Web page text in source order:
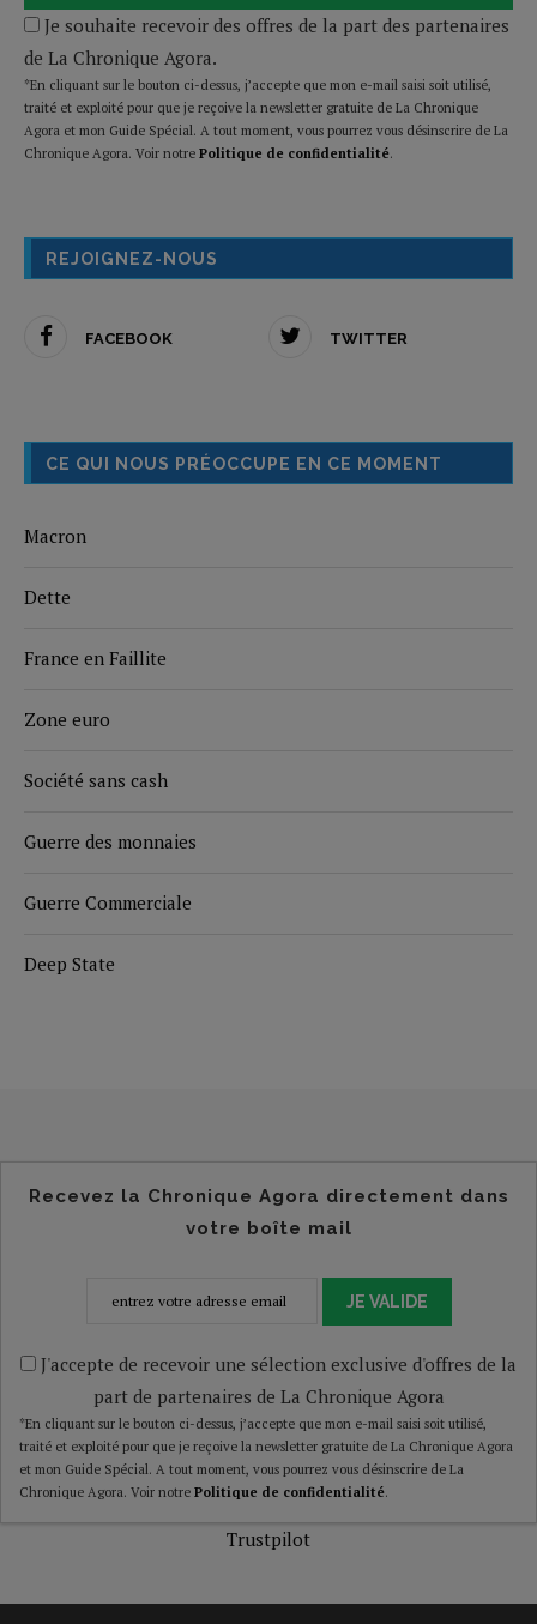
Je souhaite recevoir des offres de la part des partenaires
de La Chronique Agora.
*En cliquant sur le bouton ci-dessus, j’accepte que mon e-mail saisi soit utilisé,
traité et exploité pour que je reçoive la newsletter gratuite de La Chronique
Agora et mon Guide Spécial. A tout moment, vous pourrez vous désinscrire de La
Chronique Agora. Voir notre Politique de confidentialité.
REJOIGNEZ-NOUS
FACEBOOK TWITTER
CE QUI NOUS PRÉOCCUPE EN CE MOMENT
Macron
Dette
France en Faillite
Zone euro
Société sans cash
Guerre des monnaies
Guerre Commerciale
Deep State
Recevez la Chronique Agora directement dans
votre boîte mail
JE VALIDE
J'accepte de recevoir une sélection exclusive d'offres de la
part de partenaires de La Chronique Agora
*En cliquant sur le bouton ci-dessus, j’accepte que mon e-mail saisi soit utilisé,
traité et exploité pour que je reçoive la newsletter gratuite de La Chronique Agora
et mon Guide Spécial. A tout moment, vous pourrez vous désinscrire de La
Chronique Agora. Voir notre Politique de confidentialité.
Trustpilot